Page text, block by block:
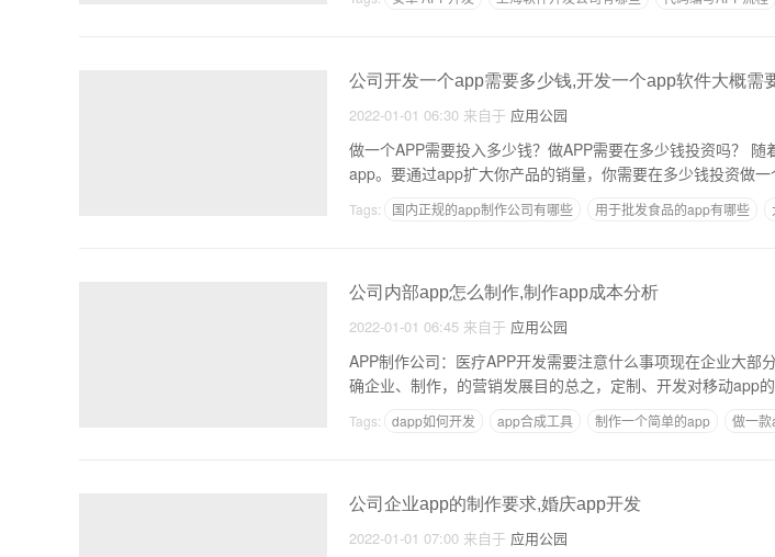
公司开发一个app需要多少钱,开发一个app软件大概需
2022-01-01 06:30 来自于 应用公园
做一个APP需要投入多少钱？做APP需要在多少钱投资吗？ 随着移动互联网的快速发展，每个人都想制作自己的
app。要通过app扩大你产品的销量，你需要在多少钱投资做
Tags: 国内正规的app制作公司有哪些 用于批发食品的app有哪些
公司内部app怎么制作,制作app成本分析
2022-01-01 06:45 来自于 应用公园
APP制作公司：医疗APP开发需要注意什么事项现在企业大部
确企业、制作，的营销发展目的总之，定制、开发对移动app
Tags: dapp如何开发 app合成工具 制作一个简单的app 做一
公司企业app的制作要求,婚庆app开发
2022-01-01 07:00 来自于 应用公园